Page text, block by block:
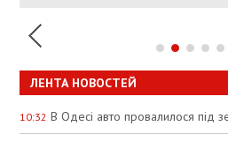
ЛЕНТА НОВОСТЕЙ
10:32 В Одесі авто провалилося під